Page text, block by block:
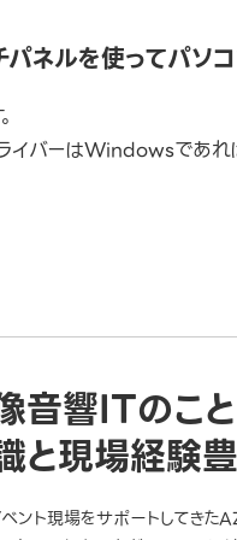
パネルを使ってパソ
イバーはWindowsであれ
音響ITのこと
と現場経験
ント現場をサポートしてきた